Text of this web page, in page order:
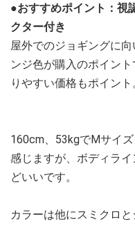
●おすすめポイント：視
クター付き
屋外でのジョギングに
ンジ色が購入のポイン
りやすい価格もポイント
160cm、53kgでMサイ
感じますが、ボディラ
どいいです。
カラーは他にスミクロ